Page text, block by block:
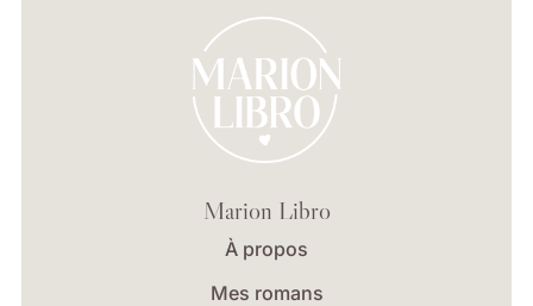
Marion Libro
À propos
Mes romans